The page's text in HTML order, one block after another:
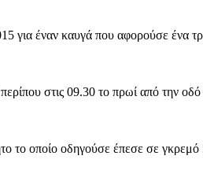
για έναν καυγά που αφορούσε ένα
στις 09.30 το πρωί από την
το οποίο οδηγούσε έπεσε σε